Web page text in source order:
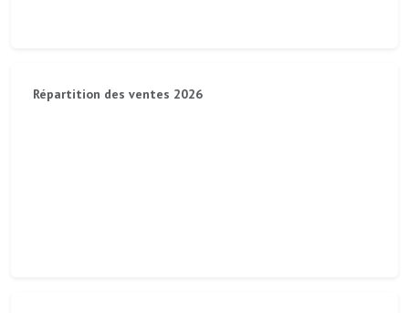
Répartition des ventes 2026